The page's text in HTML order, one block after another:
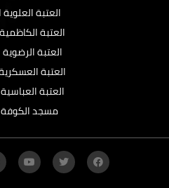
العتبة
العتبة
العتبة
العتبة
العتبة
مسجد